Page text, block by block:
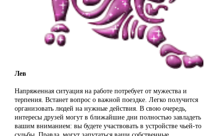
Лев
Напряженная ситуация на работе потребует от мужества и
терпения. Встанет вопрос о важной поездке. Легко получится
организовать людей на нужные действия. В свою очередь,
интересы друзей могут в ближайшие дни полностью завладеть
вашим вниманием: вы будете участвовать в устройстве чьей-то